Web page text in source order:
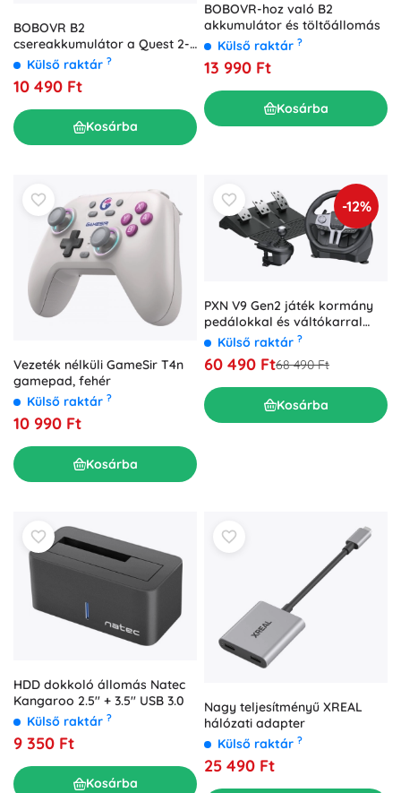
BOBOVR B2
csereakkumulátor a Quest 2-
hözKülső raktár ?
10 490 Ft
Kosárba
BOBOVR-hoz való B2
akkumulátor és töltőállomás
Külső raktár ?
13 990 Ft
Kosárba
Vezeték nélküli GameSir T4n
gamepad, fehér
Külső raktár ?
10 990 Ft
Kosárba
-12%
PXN V9 Gen2 játék kormány
pedálokkal és váltókarral
(PC, PlayStation, Xbox, Switch)
Külső raktár ?
60 490 Ft68 490 Ft
Kosárba
HDD dokkoló állomás Natec
Kangaroo 2.5'' + 3.5'' USB 3.0
Külső raktár ?
9 350 Ft
Kosárba
Nagy teljesítményű XREAL
hálózati adapter
Külső raktár ?
25 490 Ft